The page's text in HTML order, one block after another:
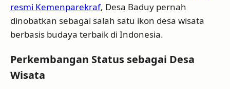
resmi Kemenparekraf, Desa Baduy pernah
dinobatkan sebagai salah satu ikon desa wisata
berbasis budaya terbaik di Indonesia.
Perkembangan Status sebagai Desa
Wisata